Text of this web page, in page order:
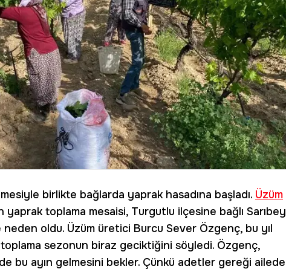
birlikte bağlarda yaprak hasadına başladı. Üzüm
yaprak toplama mesaisi, Turgutlu ilçesine bağlı Sarıbey
oldu. Üzüm üretici Burcu Sever Özgenç, bu yıl
sezonun biraz geciktiğini söyledi. Özgenç,
bu ayın gelmesini bekler. Çünkü adetler gereği ailede